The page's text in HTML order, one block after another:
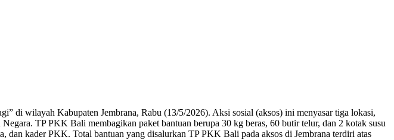
di wilayah Kabupaten Jembrana, Rabu (13/5/2026). Aksi sosial (aksos) ini menyasar tiga lokasi,
TP PKK Bali membagikan paket bantuan berupa 30 kg beras, 60 butir telur, dan 2 kotak susu
dan kader PKK. Total bantuan yang disalurkan TP PKK Bali pada aksos di Jembrana terdiri atas